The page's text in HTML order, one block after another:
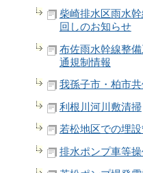
柴崎排水区雨水
回しのお知らせ
布佐雨水幹線整
通規制情報
我孫子市・柏市
利根川河川敷清掃
若松地区での埋
排水ポンプ車等